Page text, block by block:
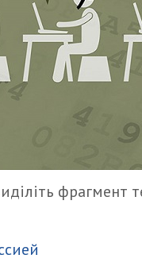
фрагмент